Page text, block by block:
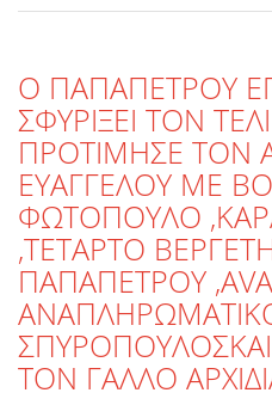
Ο ΠΑΠΑΠΕΤΡΟΥ
ΣΦΥΡΙΞΕΙ ΤΟΝ
ΠΡΟΤΙΜΗΣΕ ΤΟΝ
ΕΥΑΓΓΕΛΟΥ ΜΕ
ΦΩΤΟΠΟΥΛΟ
,ΤΕΤΑΡΤΟ
ΠΑΠΑΠΕΤΡΟΥ
ΤΟΝ ΓΑΛΛΟ